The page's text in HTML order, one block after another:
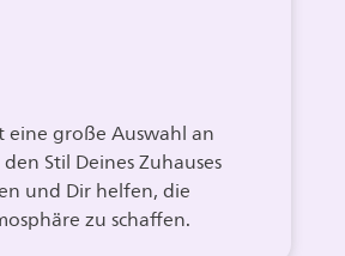
eine große Auswahl an
Stil Deines Zuhauses
und Dir helfen, die
zu schaffen.